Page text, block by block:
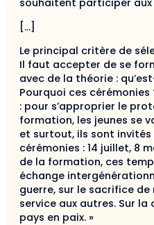
souhaitent participer
[…]
Le principal critère de
Il faut accepter de se
avec de la théorie :
Pourquoi ces
: pour s’approprier le
formation, les jeunes se
et surtout, ils sont
cérémonies : 14 juillet, 8
de la formation, ces
échange
guerre, sur le sacrifice de
service aux autres. Sur la
pays en paix. »